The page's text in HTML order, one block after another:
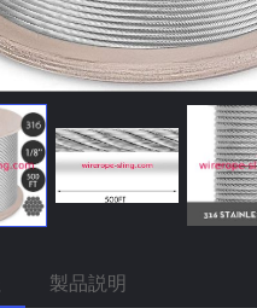
製品説明